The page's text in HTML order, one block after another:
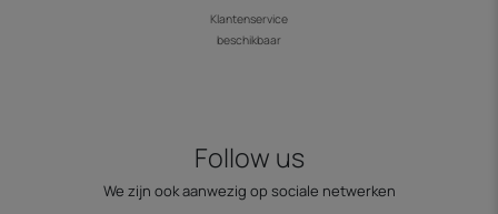
Klantenservice
beschikbaar
Follow us
We zijn ook aanwezig op sociale netwerken